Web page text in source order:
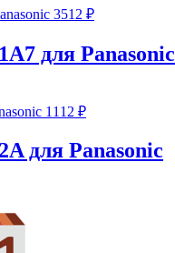
3512 ₽
для Panasonic
1112 ₽
для Panasonic